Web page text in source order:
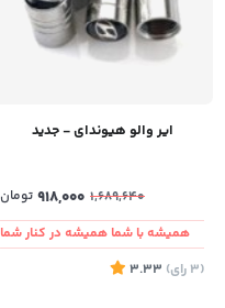
ایر والو هیوندای - جدید
1,689,640
918,000 تومان
همیشه با شما همیشه در کنار شما
(3
رای)
3.33